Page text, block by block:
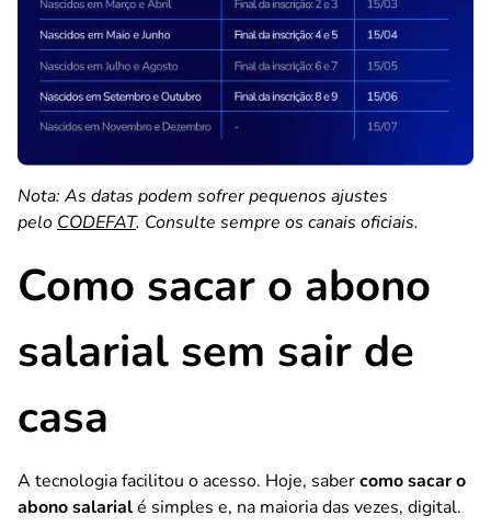
Nota: As datas podem sofrer pequenos ajustes
pelo CODEFAT. Consulte sempre os canais oficiais.
Como sacar o abono
salarial sem sair de
casa
A tecnologia facilitou o acesso. Hoje, sabercomo sacar o
abono salarialé simples e, na maioria das vezes, digital.